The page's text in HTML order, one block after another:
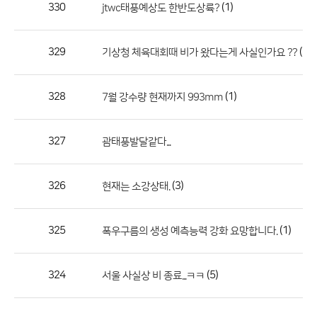
호,
록
330 jtwc태풍예상도 한반도상륙? (1)
329 기상청 체육대회때 비가 왔다는게 사실인가요 ?? (1)
328 7월 강수량 현재까지 993mm (1)
327 괌태풍발달같다...
326 현재는 소강상태. (3)
325 폭우구름의 생성 예측능력 강화 요망합니다. (1)
324 서울 사실상 비 종료...ㅋㅋ (5)